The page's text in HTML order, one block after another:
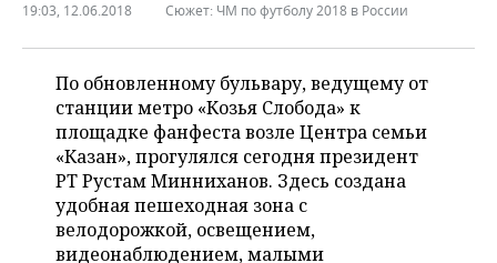
ДЕКЛАРАЦИИ О ДОХОДАХ
КОРОЛИ ГОСЗАКАЗА ПФО
ВУЗЫ ТАТАРСТАНА
КОМУ ПРИНАДЛЕЖАТ
ТОРГОВЫЕ ЦЕНТРЫ
ТАТАРСТАНА
НОВОСТИ ЭКОНОМИКИ
ФИНАНСЫ
БАНКИ
БЮДЖЕТ
ИНВЕСТИЦИИ
ПРОМЫШЛЕННОСТЬ
НОВОСТИ
ПРОМЫШЛЕННОСТИ
АГРОПРОМ
МАШИНОСТРОЕНИЕ
НЕДВИЖИМОСТЬ
НОВОСТИ НЕДВИЖИМОСТИ
АВТО
НОВОСТИ АВТО
БИЗНЕС
НОВОСТИ БИЗНЕСА
ТЕХНОЛОГИИ
19:03, 12.06.2018 Сюжет: ЧМ по футболу 2018 в России
По обновленному бульвару, ведущему от
станции метро «Козья Слобода» к
площадке фанфеста возле Центра семьи
«Казан», прогулялся сегодня президент
РТ Рустам Минниханов. Здесь создана
удобная пешеходная зона с
велодорожкой, освещением,
видеонаблюдением, малыми